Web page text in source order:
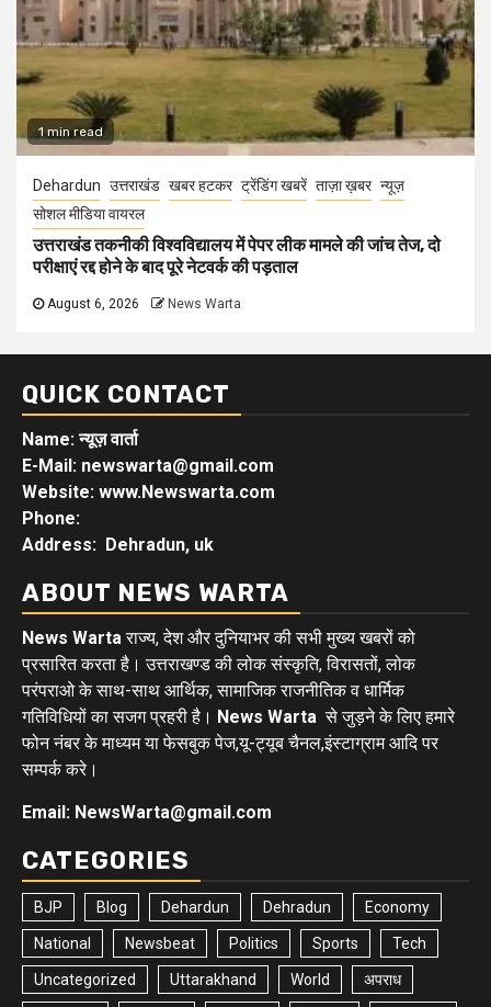
1 min read
Dehardun उत्तराखंड खबर हटकर ट्रेंडिंग खबरें ताज़ा ख़बर न्यूज़
सोशल मीडिया वायरल
उत्तराखंड तकनीकी विश्वविद्यालय में पेपर लीक मामले की जांच तेज, दो
परीक्षाएं रद्द होने के बाद पूरे नेटवर्क की पड़ताल
August 6, 2026 News Warta
QUICK CONTACT
Name: न्यूज़ वार्ता
E-Mail: newswarta@gmail.com
Website: www.Newswarta.com
Phone:
Address: Dehradun, uk
ABOUT NEWS WARTA
News Wartaराज्य, देश और दुनियाभर की सभी मुख्य खबरों को
प्रसारित करता है। उत्तराखण्ड की लोक संस्कृति, विरासतों, लोक
परंपराओ के साथ-साथ आर्थिक, सामाजिक राजनीतिक व धार्मिक
गतिविधियों का सजग प्रहरी है। News Warta से जुड़ने के लिए हमारे
फोन नंबर के माध्यम या फेसबुक पेज,यू-ट्यूब चैनल,इंस्टाग्राम आदि पर
सम्पर्क करे।
Email: NewsWarta@gmail.com
CATEGORIES
BJP Blog Dehardun Dehradun Economy
National Newsbeat Politics Sports Tech
Uncategorized Uttarakhand World अपराध